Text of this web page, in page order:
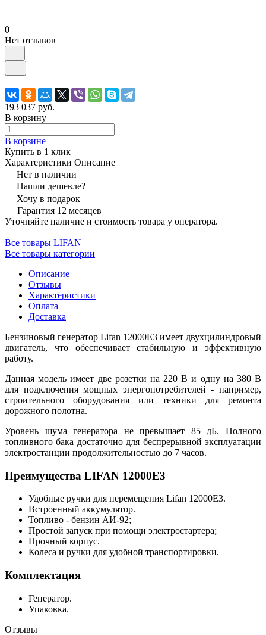
0
Нет отзывов
193 037 руб.
В корзину
В корзине
Купить в 1 клик
Характеристики Описание
Нет в наличии
Нашли дешевле?
Хочу в подарок
Гарантия 12 месяцев
Уточняйте наличие и стоимость товара у оператора.
Все товары LIFAN
Все товары категории
Описание
Отзывы
Характеристики
Оплата
Доставка
Бензиновый генератор Lifan 12000E3 имеет двухцилиндровый
двигатель, что обеспечивает стабильную и эффективную
работу.
Данная модель имеет две розетки на 220 В и одну на 380 В
для подключения мощных энергопотребителей - например,
строительного оборудования или техники для ремонта
дорожного полотна.
Уровень шума генератора не превышает 85 дБ. Полного
топливного бака достаточно для беспрерывной эксплуатации
электростанции продолжительностью до 7 часов.
Преимущества LIFAN 12000E3
Удобные ручки для перемещения Lifan 12000E3.
Встроенный аккумулятор.
Топливо - бензин АИ-92;
Простой запуск при помощи электростартера;
Прочный корпус.
Колеса и ручки для удобной транспортировки.
Комплектация
Генератор.
Упаковка.
Отзывы